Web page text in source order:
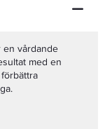
en vårdande
med en